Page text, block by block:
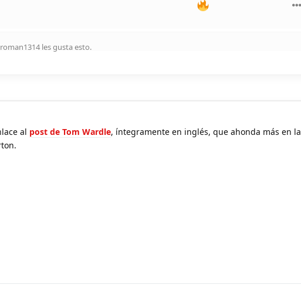
les gusta esto.
al post de Tom Wardle, íntegramente en inglés, que ahonda más en la